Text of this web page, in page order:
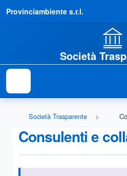
Provinciambiente s.r.l.
Società
Società Trasparente
Consulenti e